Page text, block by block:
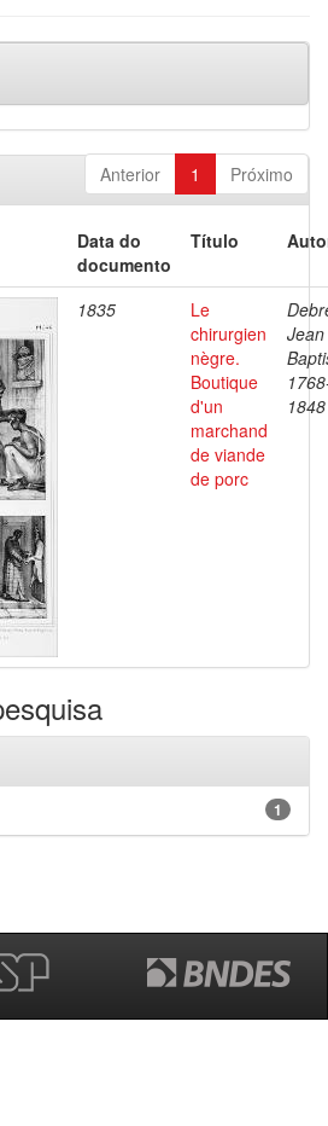
Anterior 1 Próximo
Data do
documento
Título
1835
Le
chirurgien
nègre.
Boutique
d'un
marchand
de viande
de porc
Jean
1848
1